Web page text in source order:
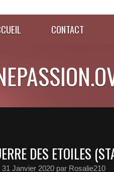
CONTACT
DES ETOILES
31 Janvier 2020 par Rosalie210